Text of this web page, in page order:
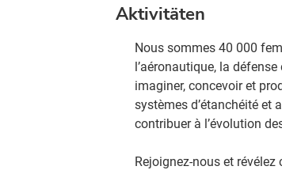
Aktivitäten
Nous sommes 40 000
l’aéronautique, la
imaginer, concevoir et
systèmes d’étanchéité et
contribuer à l’évolution
Rejoignez-nous et révélez